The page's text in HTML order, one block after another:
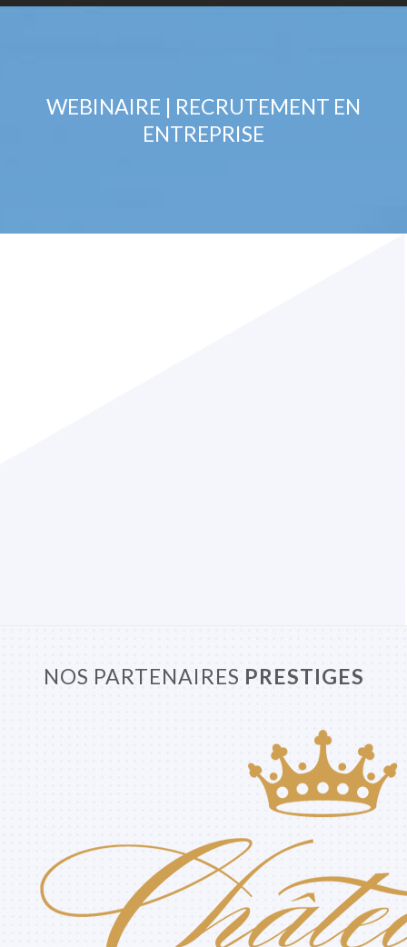
WEBINAIRE | RECRUTEMENT EN
ENTREPRISE
NOS PARTENAIRES PRESTIGES